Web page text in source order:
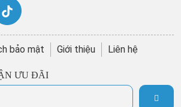
bảo mật Giới thiệu Liên hệ
ƯU ĐÃI